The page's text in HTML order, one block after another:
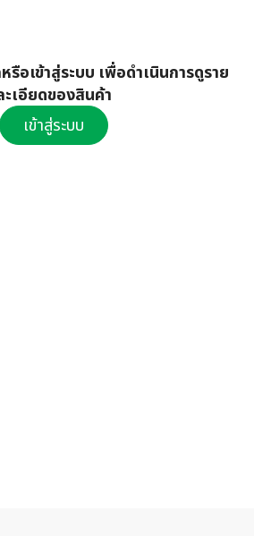
อเข้าสู่ระบบ เพื่อดำเนินการดูราย
ะเอียดของสินค้า
เข้าสู่ระบบ